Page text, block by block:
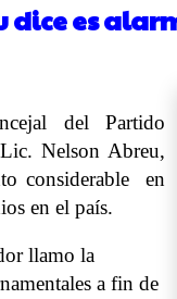
dice es
del Partido
Nelson Abreu,
considerable en
en el país.
llamo la
a fin de